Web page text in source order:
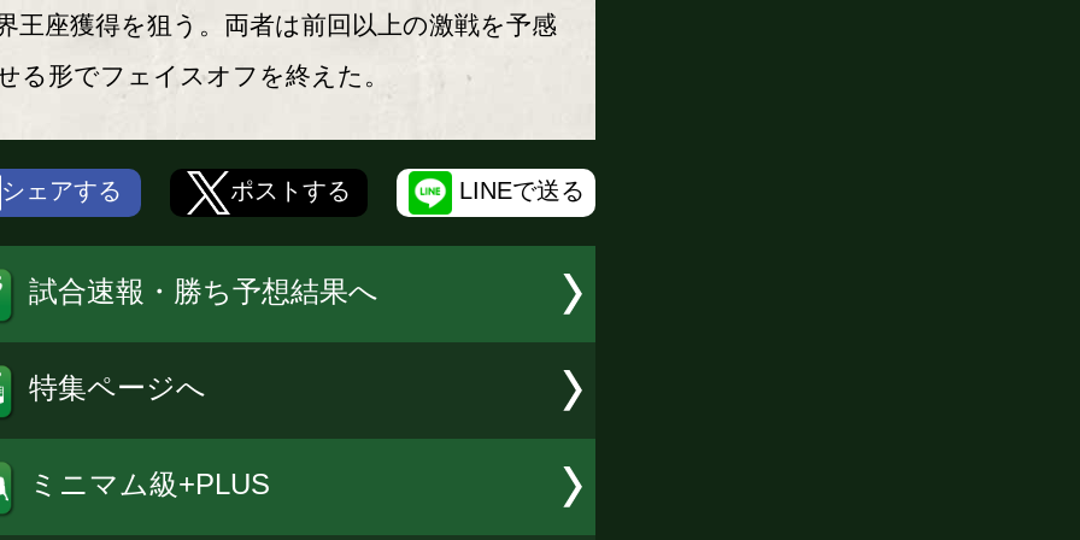
王座獲得を狙う。両者は前回以上の激戦を予感
る形でフェイスオフを終えた。
シェアする ポストする LINEで送る
試合速報・勝ち予想結果へ
特集ページへ
ミニマム級+PLUS